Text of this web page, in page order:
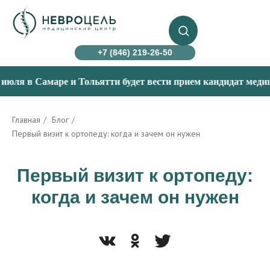
+7 (846) 219-26-50
Самаре и Тольятти будет вести прием кандидат
Главная / Блог /
Первый визит к ортопеду: когда и зачем он нужен
Первый визит к ортопеду:
когда и зачем он нужен